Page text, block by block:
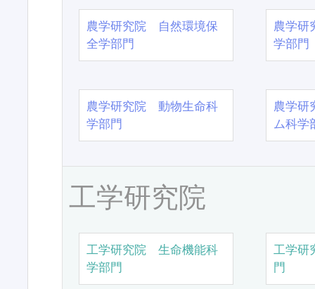
農学研究院 自然環境保
全学部門
農学
学部門
農学研究院 動物生命科
学部門
農学
ム科学
工学研究院
工学研究院 生命機能科
学部門
工学研
門